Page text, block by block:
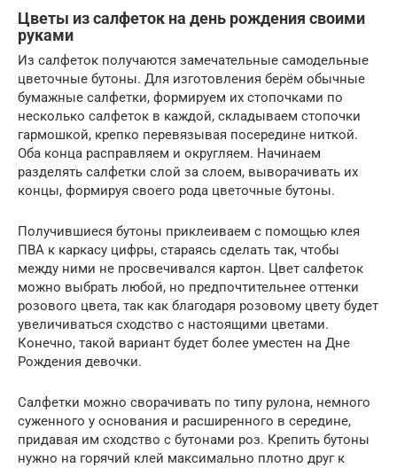
Цветы из салфеток на день рождения своими
руками
Из салфеток получаются замечательные самодельные
цветочные бутоны. Для изготовления берём обычные
бумажные салфетки, формируем их стопочками по
несколько салфеток в каждой, складываем стопочки
гармошкой, крепко перевязывая посередине ниткой.
Оба конца расправляем и округляем. Начинаем
разделять салфетки слой за слоем, выворачивать их
концы, формируя своего рода цветочные бутоны.
Получившиеся бутоны приклеиваем с помощью клея
ПВА к каркасу цифры, стараясь сделать так, чтобы
между ними не просвечивался картон. Цвет салфеток
можно выбрать любой, но предпочтительнее оттенки
розового цвета, так как благодаря розовому цвету будет
увеличиваться сходство с настоящими цветами.
Конечно, такой вариант будет более уместен на Дне
Рождения девочки.
Салфетки можно сворачивать по типу рулона, немного
суженного у основания и расширенного в середине,
придавая им сходство с бутонами роз. Крепить бутоны
нужно на горячий клей максимально плотно друг к